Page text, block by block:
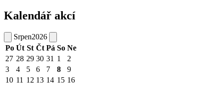
Kalendář akcí
Srpen2026
Po Út St Čt Pá So Ne
27 28 29 30 31 1
2
3
4 5 6 7 8
9
10 11 12 13 14 15 16